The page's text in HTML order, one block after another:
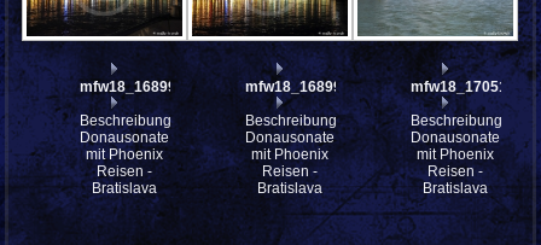
mfw18_168996
Beschreibung:
Donausonate
mit Phoenix
Reisen -
Bratislava
mfw18_168992
Beschreibung:
Donausonate
mit Phoenix
Reisen -
Bratislava
mfw18_170514
Beschreibung:
Donausonate
mit Phoenix
Reisen -
Bratislava